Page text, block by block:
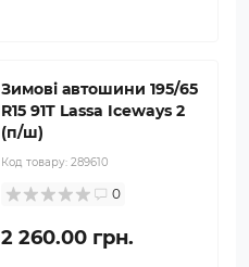
Зимові автошини 195/65
R15 91T Lassa Iceways 2
(п/ш)
Код товару: 289610
0
2 260.00 грн.